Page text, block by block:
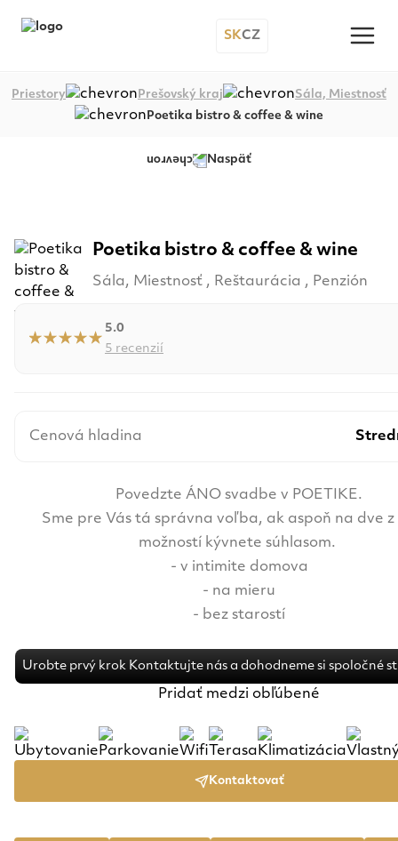
SKCZ
Priestory Prešovský kraj
Sála, Miestnosť
Poetika bistro & coffee & wine
Naspäť
Poetika bistro & coffee & wine
Sála, Miestnosť , Reštaurácia , Penzión
5.0
5 recenzií
Cenová hladina
Povedzte ÁNO svadbe v POETIKE.
Sme pre Vás tá správna voľba, ak aspoň na dve
možností kývnete súhlasom.
- v intimite domova
- na mieru
- bez starostí
Urobte prvý krok Kontaktujte nás a dohodneme si spoločné
Pridať medzi obľúbené
Kontaktovať